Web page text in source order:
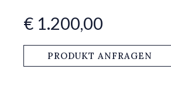
€ 1.200,00
PRODUKT ANFRAGEN